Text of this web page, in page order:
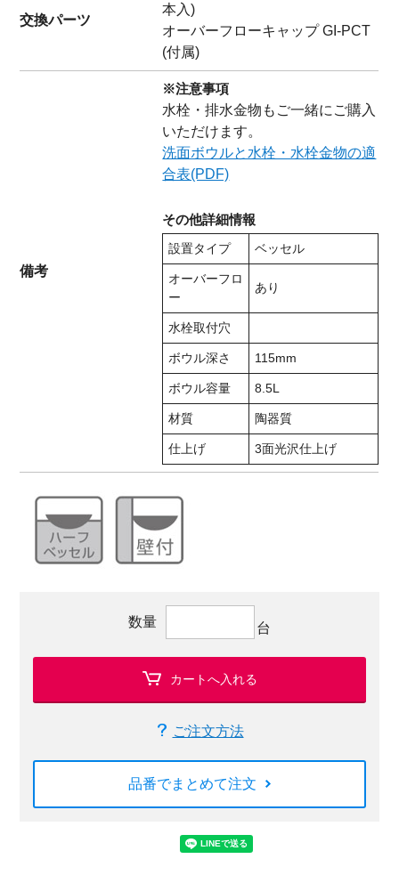
交換パーツ
本入)
オーバーフローキャップ GI-PCT
(付属)
備考
※注意事項
水栓・排水金物もご一緒にご購入
いただけます。
洗面ボウルと水栓・水栓金物の適
合表(PDF)
その他詳細情報
設置タイプ ベッセル
オーバーフロ
ー
あり
水栓取付穴
ボウル深さ 115mm
ボウル容量 8.5L
材質 陶器質
仕上げ 3面光沢仕上げ
数量 台
カートへ入れる
ご注文方法
品番でまとめて注文